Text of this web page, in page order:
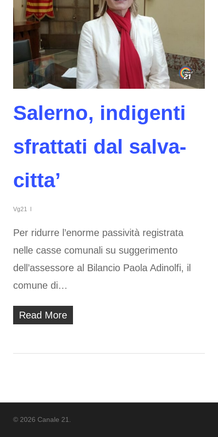
Salerno, indigenti
sfrattati dal salva-
citta’
Vg21
Per ridurre l’enorme passività registrata
nelle casse comunali su suggerimento
dell’assessore al Bilancio Paola Adinolfi, il
comune di…
Read More
© 2026 Canale 21.